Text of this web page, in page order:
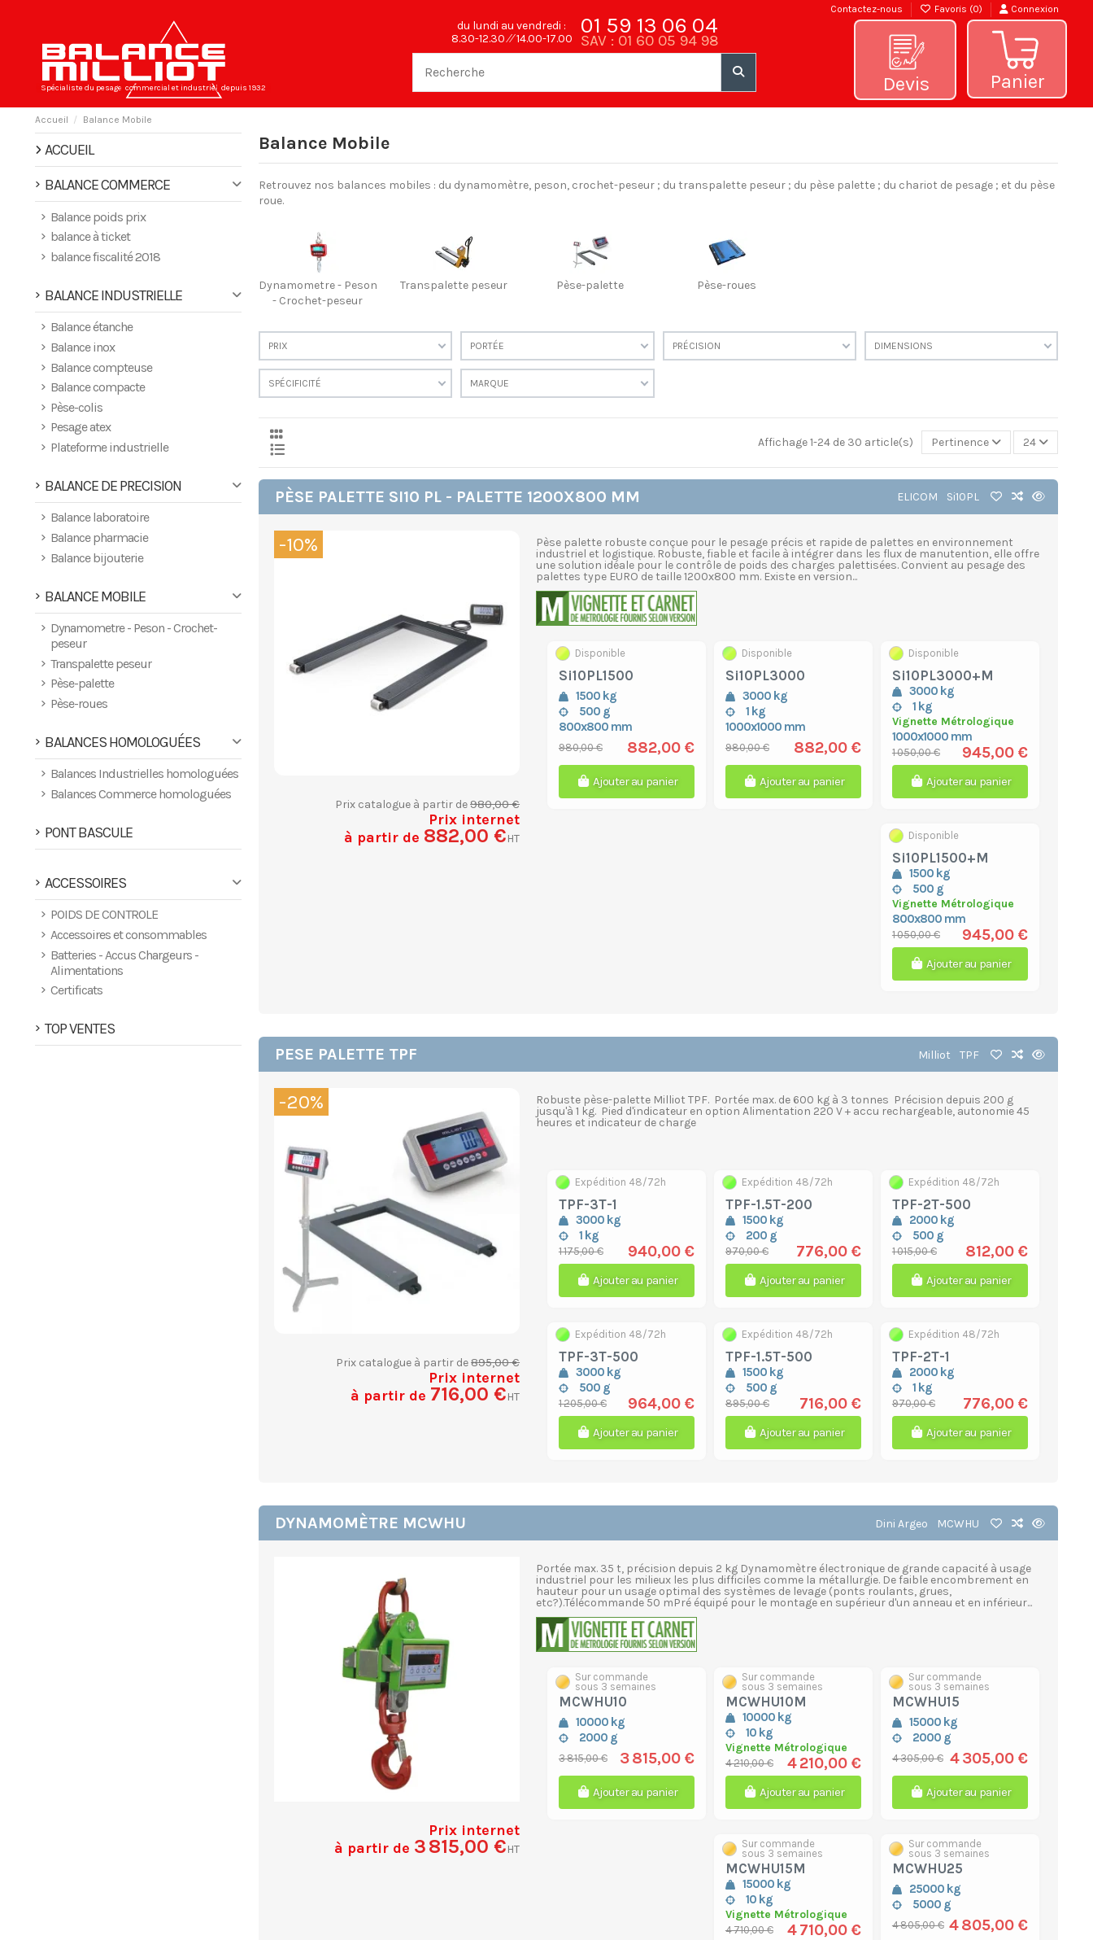
Contactez-nous Favoris (0) Connexion
Spécialiste du pesage commercial et industriel depuis 1932
01 59 13 06 04
SAV : 01 60 05 94 98
du lundi au vendredi :
8.30-12.30 ⁄⁄ 14.00-17.00
Devis Panier
Accueil Balance Mobile
Balance Mobile
Retrouvez nos balances mobiles : du dynamomètre, peson, crochet-peseur ; du transpalette peseur ; du pèse palette ; du chariot de pesage ; et du pèse
roue.
Dynamometre - Peson
- Crochet-peseur
Transpalette peseur Pèse-palette Pèse-roues
PRIX PORTÉE PRÉCISION DIMENSIONS
SPÉCIFICITÉ MARQUE
Affichage 1-24 de 30 article(s) Pertinence 24
PÈSE PALETTE SI10 PL - PALETTE 1200X800 MM ELICOM Si10PL
-10%
Prix catalogue à partir de980,00 €
Prix internet
à partir de 882,00 €HT
Pèse palette robuste conçue pour le pesage précis et rapide de palettes en environnement
industriel et logistique. Robuste, fiable et facile à intégrer dans les flux de manutention, elle offre
une solution idéale pour le contrôle de poids des charges palettisées. Convient au pesage des
palettes type EURO de taille 1200x800 mm. Existe en version...
Si10PL1500
1500 kg
500 g
800x800 mm
Disponible
980,00 € 882,00 €
Ajouter au panier
Si10PL3000
3000 kg
1 kg
1000x1000 mm
Disponible
980,00 € 882,00 €
Ajouter au panier
Si10PL3000+M
3000 kg
1 kg
Vignette Métrologique
1000x1000 mm
Disponible
1 050,00 € 945,00 €
Ajouter au panier
Si10PL1500+M
1500 kg
500 g
Vignette Métrologique
800x800 mm
Disponible
1 050,00 € 945,00 €
Ajouter au panier
PESE PALETTE TPF Milliot TPF
-20%
Prix catalogue à partir de895,00 €
Prix internet
à partir de 716,00 €HT
Robuste pèse-palette Milliot TPF. Portée max. de 600 kg à 3 tonnes Précision depuis 200 g
jusqu'à 1 kg. Pied d'indicateur en option Alimentation 220 V + accu rechargeable, autonomie 45
heures et indicateur de charge
TPF-3T-1
3000 kg
1 kg
Expédition 48/72h
1 175,00 € 940,00 €
Ajouter au panier
TPF-1.5T-200
1500 kg
200 g
Expédition 48/72h
970,00 € 776,00 €
Ajouter au panier
TPF-2T-500
2000 kg
500 g
Expédition 48/72h
1 015,00 € 812,00 €
Ajouter au panier
TPF-3T-500
3000 kg
500 g
Expédition 48/72h
1 205,00 € 964,00 €
Ajouter au panier
TPF-1.5T-500
1500 kg
500 g
Expédition 48/72h
895,00 € 716,00 €
Ajouter au panier
TPF-2T-1
2000 kg
1 kg
Expédition 48/72h
970,00 € 776,00 €
Ajouter au panier
DYNAMOMÈTRE MCWHU Dini Argeo MCWHU
Prix internet
à partir de 3 815,00 €HT
Portée max. 35 t, précision depuis 2 kg Dynamomètre électronique de grande capacité à usage
industriel pour les milieux les plus difficiles comme la métallurgie. De faible encombrement en
hauteur pour un usage optimal des systèmes de levage (ponts roulants, grues,
etc?).Télécommande 50 mPré équipé pour le montage en supérieur d'un anneau et en inférieur...
MCWHU10
10000 kg
2000 g
Sur commande
sous 3 semaines
3 815,00 € 3 815,00 €
Ajouter au panier
MCWHU10M
10000 kg
10 kg
Vignette Métrologique
Sur commande
sous 3 semaines
4 210,00 € 4 210,00 €
Ajouter au panier
MCWHU15
15000 kg
2000 g
Sur commande
sous 3 semaines
4 305,00 € 4 305,00 €
Ajouter au panier
MCWHU15M
15000 kg
10 kg
Vignette Métrologique
Sur commande
sous 3 semaines
4 710,00 € 4 710,00 €
MCWHU25
25000 kg
5000 g
Sur commande
sous 3 semaines
4 805,00 € 4 805,00 €
ACCUEIL
BALANCE COMMERCE
Balance poids prix
balance à ticket
balance fiscalité 2018
BALANCE INDUSTRIELLE
Balance étanche
Balance inox
Balance compteuse
Balance compacte
Pèse-colis
Pesage atex
Plateforme industrielle
BALANCE DE PRECISION
Balance laboratoire
Balance pharmacie
Balance bijouterie
BALANCE MOBILE
Dynamometre - Peson - Crochet-
peseur
Transpalette peseur
Pèse-palette
Pèse-roues
BALANCES HOMOLOGUÉES
Balances Industrielles homologuées
Balances Commerce homologuées
PONT BASCULE
ACCESSOIRES
POIDS DE CONTROLE
Accessoires et consommables
Batteries - Accus Chargeurs -
Alimentations
Certificats
TOP VENTES